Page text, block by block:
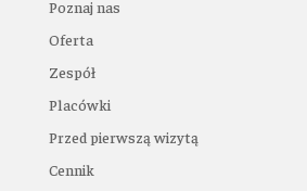
Poznaj nas
Oferta
Zespół
Placówki
Przed pierwszą wizytą
Cennik